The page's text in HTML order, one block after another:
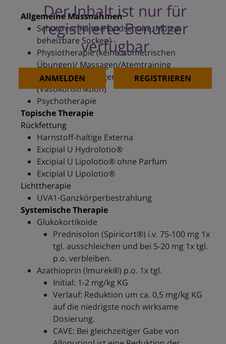
Der Inhalt ist nur für
registrierte Benutzer
verfügbar
ANMELDEN REGISTRIEREN
Allgemeine Massnahmen
Schutz vor Kälte (Handschuhe, Mütze,
beheizbare Socken)
Physiotherapie (keine isometrischen
Übungen)/ Massagen/Atemtraining
Nikotinstop, falls geraucht wird
(Vasokonstriktion)
Psychotherapie
Topische Therapie
Rückfettung
Harnstoff-haltige Externa
Excipial U Hydrolotio®
Excipial U Lipolotio® ohne Parfum
Excipial U Lipolotio®
Lichttherapie
UVA1-Ganzkörperbestrahlung
Systemische Therapie
Glukokortikoide
Prednisolon (Spiricort®) i.v. 75-100 mg 1x
tgl. ausschleichen und bei 5-20 mg 1x tgl.
p.o. verbleiben.
Azathioprin (Imurek®) p.o. 1x tgl.
Initial: 1-2 mg/kg KG
Verlauf: Reduktion um ca. 0,5 mg/kg KG
auf die niedrigste noch wirksame
Dosierung.
CAVE: Bei gleichzeitiger Gabe von